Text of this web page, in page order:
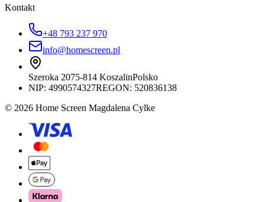
Kontakt
+48 793 237 970
info@homescreen.pl
Szeroka 2075-814 KoszalinPolsko
NIP: 4990574327REGON: 520836138
© 2026 Home Screen Magdalena Cylke